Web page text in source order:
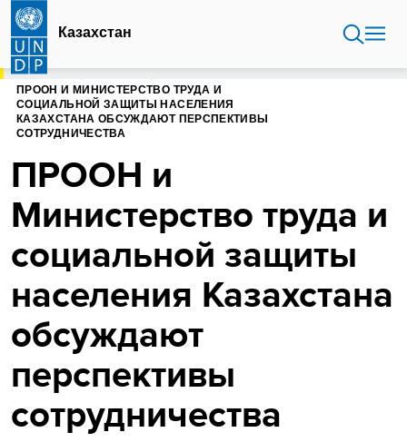
Перейти
основному
содержанию
Казахстан
ГЛАВНАЯ
ПРООН И МИНИСТЕРСТВО ТРУДА И
СОЦИАЛЬНОЙ ЗАЩИТЫ НАСЕЛЕНИЯ
КАЗАХСТАНА ОБСУЖДАЮТ ПЕРСПЕКТИВЫ
СОТРУДНИЧЕСТВА
ПРООН и
Министерство труда и
социальной защиты
населения Казахстана
обсуждают
перспективы
сотрудничества